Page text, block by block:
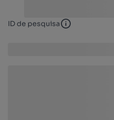
ID de pesquisa ID de pesquisa